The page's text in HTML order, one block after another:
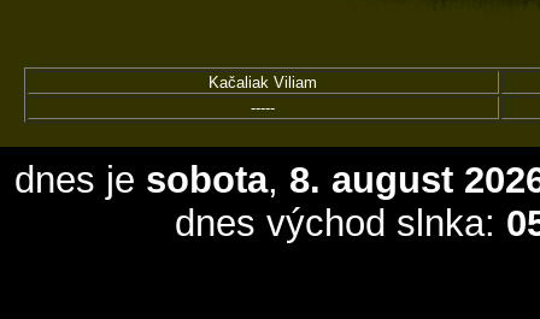
Kačaliak Viliam
-----
dnes je sobota, 8. august
dnes východ slnka: